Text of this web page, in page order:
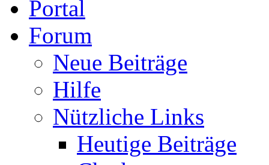
Portal
Forum
Neue Beiträge
Hilfe
Nützliche Links
Heutige Beiträge